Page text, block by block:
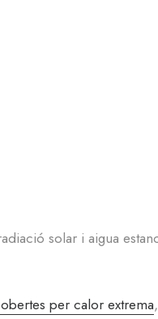
solar i aigua
per calor extrema